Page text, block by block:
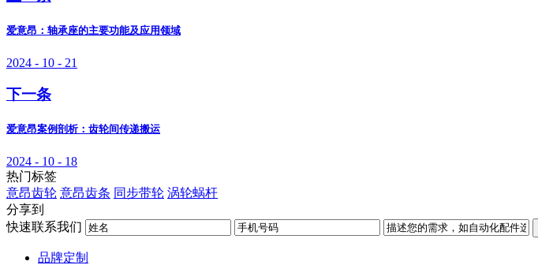
爱意昂：轴承座的主要功能及应用领域
2024 - 10 - 21
下一条
爱意昂案例剖析：齿轮间传递搬运
2024 - 10 - 18
热门标签
意昂齿轮 意昂齿条 同步带轮 涡轮蜗杆
分享到
快速联系我们
品牌定制